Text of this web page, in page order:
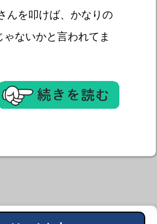
んを叩けば、かなりの
ないかと言われてま